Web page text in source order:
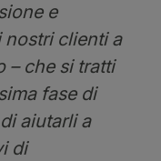
e
clienti a
– che si tratti
fase di
aiutarli a
di